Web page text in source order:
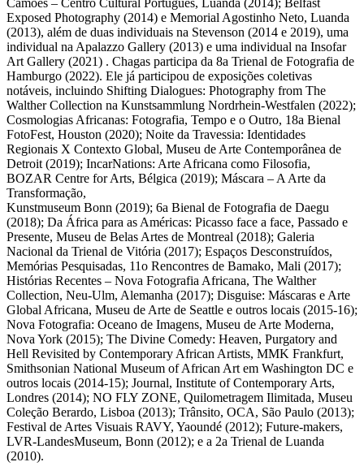
Exposed Photography (2014) e Memorial Agostinho Neto, Luanda
(2013), além de duas individuais na Stevenson (2014 e 2019), uma
individual na Apalazzo Gallery (2013) e uma individual na Insofar
Art Gallery (2021) . Chagas participa da 8a Trienal de Fotografia de
Hamburgo (2022). Ele já participou de exposições coletivas
notáveis, incluindo Shifting Dialogues: Photography from The
Walther Collection na Kunstsammlung Nordrhein-Westfalen (2022);
Cosmologias Africanas: Fotografia, Tempo e o Outro, 18a Bienal
FotoFest, Houston (2020); Noite da Travessia: Identidades
Regionais X Contexto Global, Museu de Arte Contemporânea de
Detroit (2019); IncarNations: Arte Africana como Filosofia,
BOZAR Centre for Arts, Bélgica (2019); Máscara – A Arte da
Transformação,
Kunstmuseum Bonn (2019); 6a Bienal de Fotografia de Daegu
(2018); Da África para as Américas: Picasso face a face, Passado e
Presente, Museu de Belas Artes de Montreal (2018); Galeria
Nacional da Trienal de Vitória (2017); Espaços Desconstruídos,
Memórias Pesquisadas, 11o Rencontres de Bamako, Mali (2017);
Histórias Recentes – Nova Fotografia Africana, The Walther
Collection, Neu-Ulm, Alemanha (2017); Disguise: Máscaras e Arte
Global Africana, Museu de Arte de Seattle e outros locais (2015-16);
Nova Fotografia: Oceano de Imagens, Museu de Arte Moderna,
Nova York (2015); The Divine Comedy: Heaven, Purgatory and
Hell Revisited by Contemporary African Artists, MMK Frankfurt,
Smithsonian National Museum of African Art em Washington DC e
outros locais (2014-15); Journal, Institute of Contemporary Arts,
Londres (2014); NO FLY ZONE, Quilometragem Ilimitada, Museu
Coleção Berardo, Lisboa (2013); Trânsito, OCA, São Paulo (2013);
Festival de Artes Visuais RAVY, Yaoundé (2012); Future-makers,
LVR-LandesMuseum, Bonn (2012); e a 2a Trienal de Luanda
(2010).